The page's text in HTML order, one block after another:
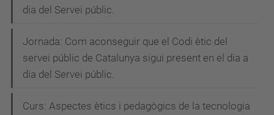
dia del Servei públic.
Jornada: Com aconseguir que el Codi ètic del
servei públic de Catalunya sigui present en el dia a
dia del Servei públic.
Curs: Aspectes ètics i pedagògics de la tecnologia